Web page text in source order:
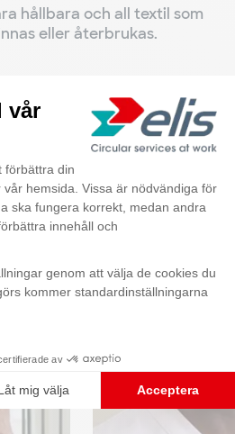
hållbara och all textil som
eller återbrukas.
Kontakta oss